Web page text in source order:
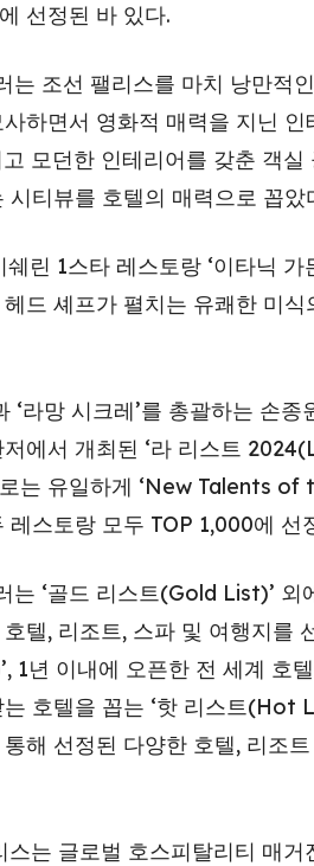
선정된 바 있다.
는 조선 팰리스를 마치 낭만적
하면서 영화적 매력을 지닌
모던한 인테리어를 갖춘 객
시티뷰를 호텔의 매력으로 꼽았
린 1스타 레스토랑 ‘이타닉
드 셰프가 펼치는 유쾌한 미
‘라망 시크레’를 총괄하는 손
에서 개최된 ‘라 리스트
는 유일하게 ‘New Talents of
레스토랑 모두 TOP 1,000에 선
는 ‘골드 리스트(Gold List)’ 외
텔, 리조트, 스파 및 여행지를
1년 이내에 오픈한 전 세계 호
호텔을 꼽는 ‘핫 리스트(Hot
해 선정된 다양한 호텔, 리조
스는 글로벌 호스피탈리티 매